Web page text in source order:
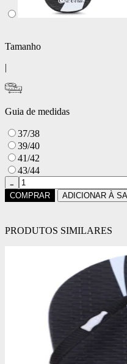
Tamanho
|
Guia de medidas
37/38
39/40
41/42
43/44
COMPRAR ADICIONAR À
PRODUTOS SIMILARES